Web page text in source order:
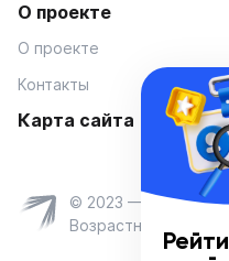
О проекте
О проекте
Контакты
Карта сайта
© 2023 — Coinmania
Возрастное